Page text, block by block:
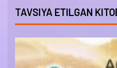
TAVSIYA ETILGAN